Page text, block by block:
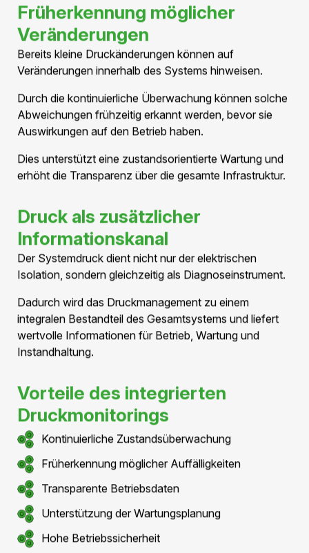
ersetzen
Grundlage für ein
geschlossenes System
Die Nutzung von Druckluft als Isolationsmedium bildet
die Grundlage für das gesamte Druckmanagement-
Konzept.
Erst durch die Kombination aus Druckluft, metallischer
Kapselung und kontinuierlicher Überwachung entsteht
Übertragungssystem
Geschlossene
Aluminiumkapselung
Mechanischer Schutz und
Druckhaltung in einem System
Die Leiter eines Druckluftkabels befinden sich innerhalb
einer vollständig geschlossenen Aluminiumkapselung.
Diese Kapselung übernimmt mehrere Funktionen
gleichzeitig: Sie schützt die Leiter vor äusseren
Einwirkungen, hält den Betriebsdruck aufrecht, stellt die
Erdung sicher und reduziert elektromagnetische
Emissionen.
Dadurch entsteht ein robustes und dauerhaft